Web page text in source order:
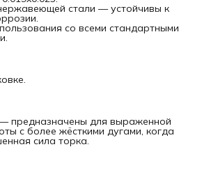
стали — устойчивы к
со всеми стандартными
предназначены для выраженной
с более жёсткими дугами, когда
сила торка.